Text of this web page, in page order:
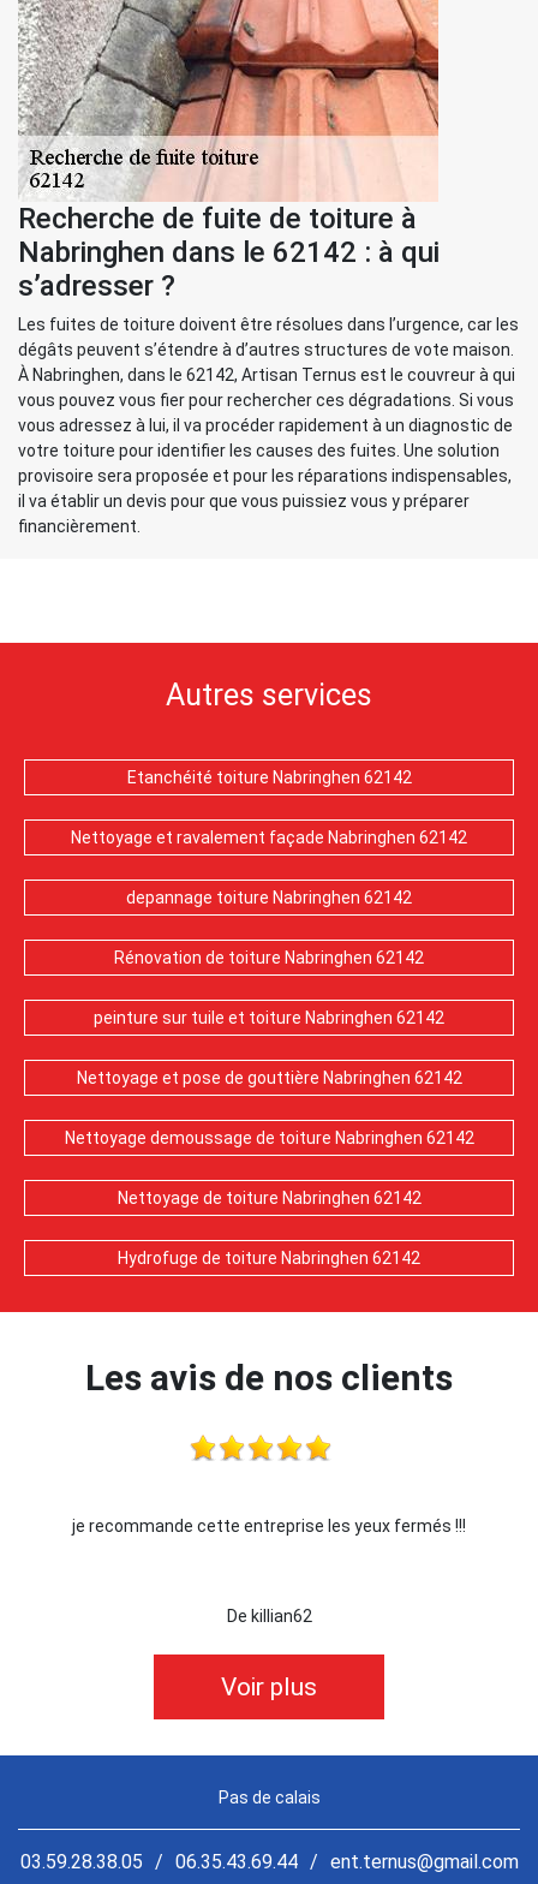
Recherche de fuite de toiture à
Nabringhen dans le 62142 : à qui
s’adresser ?
Les fuites de toiture doivent être résolues dans l’urgence, car les
dégâts peuvent s’étendre à d’autres structures de vote maison.
À Nabringhen, dans le 62142, Artisan Ternus est le couvreur à qui
vous pouvez vous fier pour rechercher ces dégradations. Si vous
vous adressez à lui, il va procéder rapidement à un diagnostic de
votre toiture pour identifier les causes des fuites. Une solution
provisoire sera proposée et pour les réparations indispensables,
il va établir un devis pour que vous puissiez vous y préparer
financièrement.
Autres services
Etanchéité toiture Nabringhen 62142
Nettoyage et ravalement façade Nabringhen 62142
depannage toiture Nabringhen 62142
Rénovation de toiture Nabringhen 62142
peinture sur tuile et toiture Nabringhen 62142
Nettoyage et pose de gouttière Nabringhen 62142
Nettoyage demoussage de toiture Nabringhen 62142
Nettoyage de toiture Nabringhen 62142
Hydrofuge de toiture Nabringhen 62142
Les avis de nos clients
je recommande cette entreprise les yeux fermés !!!
De killian62
Voir plus
Pas de calais
03.59.28.38.05 / 06.35.43.69.44 / ent.ternus@gmail.com